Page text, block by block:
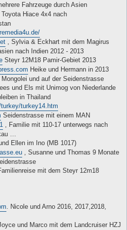
Fahrzeuge durch Asien
Toyota Hiace 4x4 nach
, Sylvia & Eckhart mit dem Magirus
nach Indien 2012 - 2013
Steyr 12M18 Pamir-Gebiet 2013
Heike und Hermann in 2013
und auf der Seidenstrasse
und Els mit Unimog von Niederlande
in Thailand
turkey14.htm
Seidenstrasse mit einem MAN
, Familie mit 110-17 unterwegs nach
…
Ellen im Ino (MB 1017)
, Susanne und Thomas 9 Monate
mit dem Steyr 12m18
. Nicole und Arno 2016, 2017,2018,
und Marco mit dem Landcruiser HZJ